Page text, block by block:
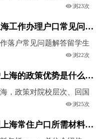
浏23次
留学回国人员来上海工作办理户口常见问题（留学回国人员落户上海流程）
落户常见问题解答留学生
浏22次
留学回国人员落户上海的政策优势是什么？（回国留学生落户上海的条件）
，政策对院校层次、回国
浏25次
留学回国人员办理上海常住户口所需材料（留学回国人员申办上海常住户口申请材料清单）